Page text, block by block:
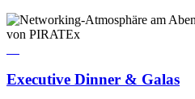
Executive Dinner & Galas